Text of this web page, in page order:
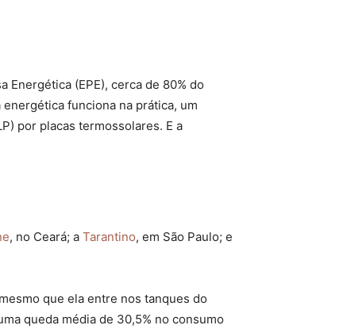
Energética (EPE), cerca de 80% do
funciona na prática, um
por placas termossolares. E a
, no Ceará; a Tarantino, em São Paulo; e
que ela entre nos tanques do
queda média de 30,5% no consumo